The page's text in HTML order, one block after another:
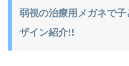
弱視の治療用メガネで
ザイン紹介!!